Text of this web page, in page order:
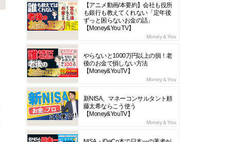
【アニメ動画/本要約】会社も役所
も銀行も教えてくれない「定年後
ずっと困らないお金の話」
【Money&You TV】
Money＆You
やらないと1000万円以上の損！老
後のお金で損しない方法
【Money&YouTV】
Money＆You
新NISA、マネーコンサルタント頼
藤太希ならこう使う
【Money&YouTV】
Money＆You